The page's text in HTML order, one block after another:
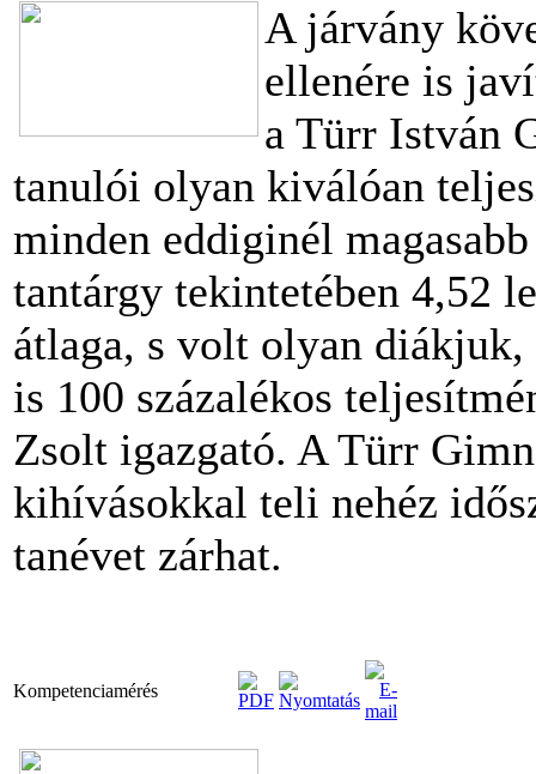
A járvány
ellenére is
a Türr István
tanulói olyan kiválóan
minden eddiginél
tantárgy tekintetében 4,52
átlaga, s volt olyan
is 100 százalékos
Zsolt igazgató. A Türr
kihívásokkal teli nehéz
tanévet zárhat.
Kompetenciamérés